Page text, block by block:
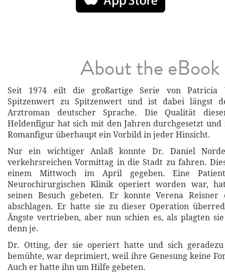
About the eBook
Seit 1974 eilt die großartige Serie von Patricia
Spitzenwert zu Spitzenwert und ist dabei längst
Arztroman deutscher Sprache. Die Qualität
Heldenfigur hat sich mit den Jahren durchgesetzt und
Romanfigur überhaupt ein Vorbild in jeder Hinsicht.
Nur ein wichtiger Anlaß konnte Dr. Daniel
verkehrsreichen Vormittag in die Stadt zu fahren.
einem Mittwoch im April gegeben. Eine
Neurochirurgischen Klinik operiert worden war,
seinen Besuch gebeten. Er konnte Verena
abschlagen. Er hatte sie zu dieser Operation
Ängste vertrieben, aber nun schien es, als plagten
denn je.
Dr. Otting, der sie operiert hatte und sich
bemühte, war deprimiert, weil ihre Genesung keine
Auch er hatte ihn um Hilfe gebeten.